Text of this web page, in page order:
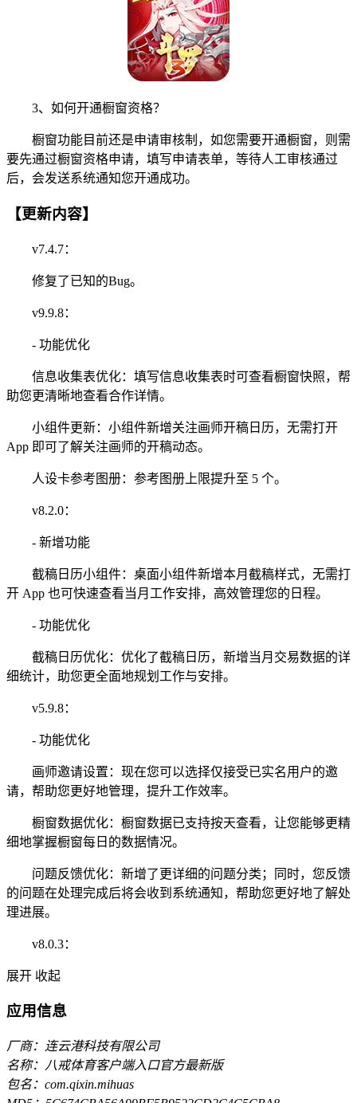
3、如何开通橱窗资格？
橱窗功能目前还是申请审核制，如您需要开通橱窗，则需
要先通过橱窗资格申请，填写申请表单，等待人工审核通过
后，会发送系统通知您开通成功。
【更新内容】
v7.4.7：
修复了已知的Bug。
v9.9.8：
- 功能优化
信息收集表优化：填写信息收集表时可查看橱窗快照，帮
助您更清晰地查看合作详情。
小组件更新：小组件新增关注画师开稿日历，无需打开
App 即可了解关注画师的开稿动态。
人设卡参考图册：参考图册上限提升至 5 个。
v8.2.0：
- 新增功能
截稿日历小组件：桌面小组件新增本月截稿样式，无需打
开 App 也可快速查看当月工作安排，高效管理您的日程。
- 功能优化
截稿日历优化：优化了截稿日历，新增当月交易数据的详
细统计，助您更全面地规划工作与安排。
v5.9.8：
- 功能优化
画师邀请设置：现在您可以选择仅接受已实名用户的邀
请，帮助您更好地管理，提升工作效率。
橱窗数据优化：橱窗数据已支持按天查看，让您能够更精
细地掌握橱窗每日的数据情况。
问题反馈优化：新增了更详细的问题分类；同时，您反馈
的问题在处理完成后将会收到系统通知，帮助您更好地了解处
理进展。
v8.0.3：
展开 收起
应用信息
厂商：连云港科技有限公司
名称：八戒体育客户端入口官方最新版
包名：com.qixin.mihuas